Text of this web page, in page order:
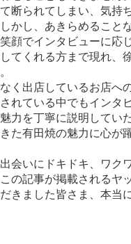
断られてしまい、気持
かし、あきらめること
顔でインタビューに応
てくれる方まで現れ、
く出店しているお店へ
れている中でもインタ
力を丁寧に説明してい
た有田焼の魅力に心が
会いにドキドキ、ワク
の記事が掲載されるヤ
きました皆さま、本当